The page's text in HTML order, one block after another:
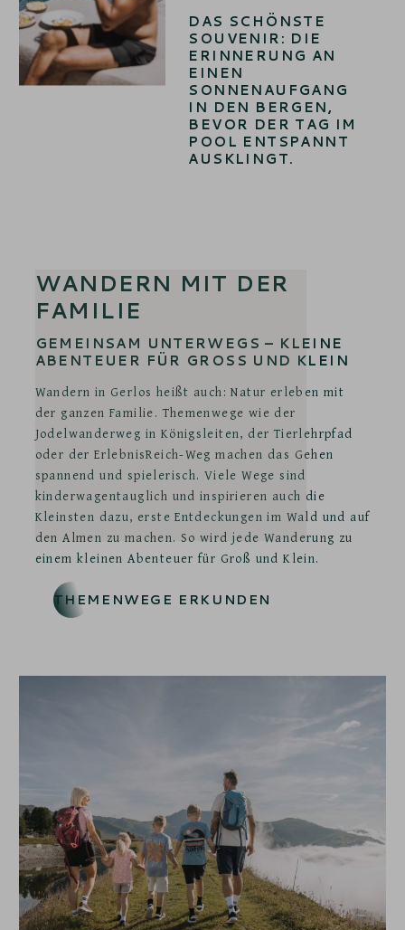
DAS SCHÖNSTE
SOUVENIR: DIE
ERINNERUNG AN
EINEN
SONNENAUFGANG
IN DEN BERGEN,
BEVOR DER TAG IM
POOL ENTSPANNT
AUSKLINGT.
WANDERN MIT DER
FAMILIE
GEMEINSAM UNTERWEGS – KLEINE
ABENTEUER FÜR GROSS UND KLEIN
Wandern in Gerlos heißt auch: Natur erleben mit
der ganzen Familie. Themenwege wie der
Jodelwanderweg in Königsleiten, der Tierlehrpfad
oder der ErlebnisReich-Weg machen das Gehen
spannend und spielerisch. Viele Wege sind
kinderwagentauglich und inspirieren auch die
Kleinsten dazu, erste Entdeckungen im Wald und auf
den Almen zu machen. So wird jede Wanderung zu
einem kleinen Abenteuer für Groß und Klein.
THEMENWEGE ERKUNDEN